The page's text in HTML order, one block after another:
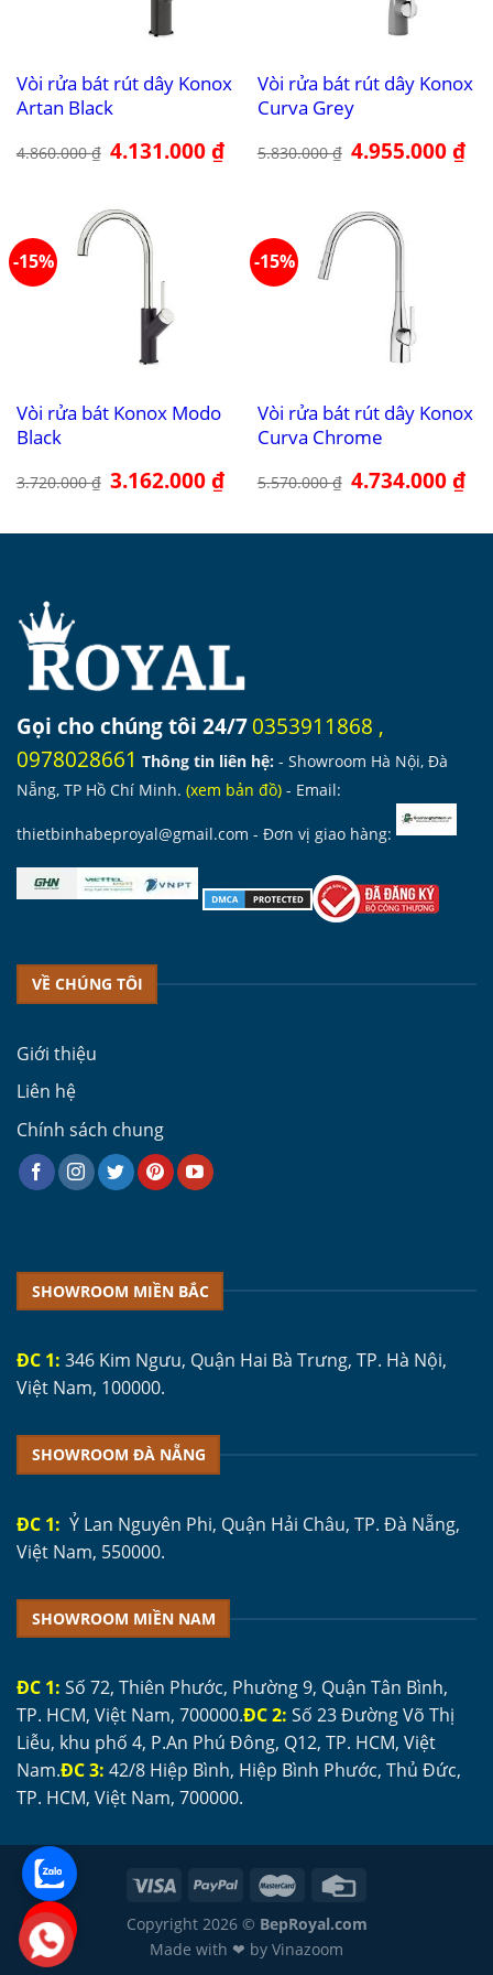
Vòi rửa bát rút dây Konox
Artan Black
4.860.000₫ Giá
gốc
4.131.000₫Giá
hiện
Vòi rửa bát rút dây Konox
Curva Grey
5.830.000₫ Giá
gốc
4.955.000₫Giá
-15%
Vòi rửa bát Konox Modo
Black
3.720.000₫ Giá
gốc
3.162.000₫Giá
hiện
3.162.000 ₫.
-15%
Vòi rửa bát rút dây Konox
Curva Chrome
5.570.000₫ Giá
gốc
4.734.000₫Giá
Gọi cho chúng tôi 24/70353911868 ,
0978028661 Thông tin liên hệ: - Showroom Hà Nội, Đà
Nẵng, TP Hồ Chí Minh. (xem bản đồ) - Email:
thietbinhabeproyal@gmail.com - Đơn vị giao hàng:
VỀ CHÚNG TÔI
Giới thiệu
Liên hệ
Chính sách chung
SHOWROOM MIỀN BẮC
ĐC 1: 346 Kim Ngưu, Quận Hai Bà Trưng, TP. Hà Nội,
Việt Nam, 100000.
SHOWROOM ĐÀ NẴNG
ĐC 1: Ỷ Lan Nguyên Phi, Quận Hải Châu, TP. Đà Nẵng,
Việt Nam, 550000.
SHOWROOM MIỀN NAM
ĐC 1: Số 72, Thiên Phước, Phường 9, Quận Tân Bình,
TP. HCM, Việt Nam, 700000.ĐC 2: Số 23 Đường Võ Thị
Liễu, khu phố 4, P.An Phú Đông, Q12, TP. HCM, Việt
Nam.ĐC 3: 42/8 Hiệp Bình, Hiệp Bình Phước, Thủ Đức,
TP. HCM, Việt Nam, 700000.
Copyright 2026 © BepRoyal.com
Made with ❤ by Vinazoom